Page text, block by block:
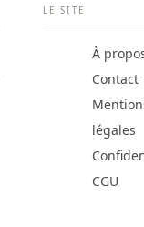
LE SITE
À
Contact
légales
CGU